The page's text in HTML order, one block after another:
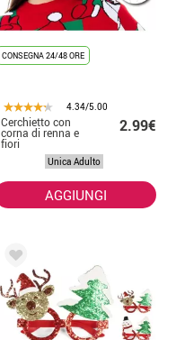
CONSEGNA 24/48 ORE
4.34/5.00
Cerchietto con
corna di renna e
fiori
2.99€
Unica Adulto
AGGIUNGI